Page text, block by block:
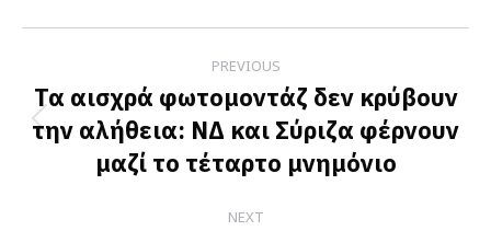
Facebook
X
LinkedIn
navigation
PREVIOUS
Previous
post:
Τα αισχρά φωτομοντάζ δεν κρύβουν
την αλήθεια: ΝΔ και Σύριζα φέρνουν
μαζί το τέταρτο μνημόνιο
NEXT